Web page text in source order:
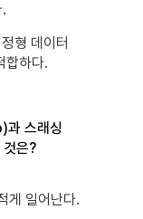
형 데이터
하다.
스래싱
은?
게 일어난다.